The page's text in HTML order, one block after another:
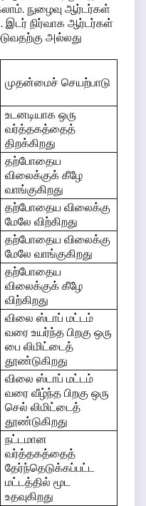
நுழைவு ஆர்டர்கள்
நிர்வாக ஆர்டர்கள்
அல்லது
முதன்மைச் செயற்பாடு
உடனடியாக ஒரு
வர்த்தகத்தைத்
திறக்கிறது
தற்போதைய
விலைக்குக் கீழே
வாங்குகிறது
தற்போதைய விலைக்கு
மேலே விற்கிறது
தற்போதைய விலைக்கு
மேலே வாங்குகிறது
தற்போதைய
விலைக்குக் கீழே
விற்கிறது
விலை ஸ்டாப் மட்டம்
வரை உயர்ந்த பிறகு ஒரு
பை லிமிட்டைத்
தூண்டுகிறது
விலை ஸ்டாப் மட்டம்
வரை வீழ்ந்த பிறகு ஒரு
செல் லிமிட்டைத்
தூண்டுகிறது
நட்டமான
வர்த்தகத்தைத்
தேர்ந்தெடுக்கப்பட்ட
மட்டத்தில் மூட
உதவுகிறது